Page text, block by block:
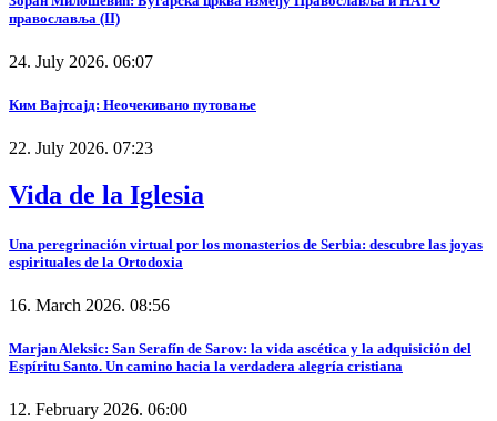
православља (II)
24. July 2026. 06:07
Ким Вајтсајд: Неочекивано путовање
22. July 2026. 07:23
Vida de la Iglesia
Una peregrinación virtual por los monasterios de Serbia: descubre las joyas
espirituales de la Ortodoxia
16. March 2026. 08:56
Marjan Aleksic: San Serafín de Sarov: la vida ascética y la adquisición del
Espíritu Santo. Un camino hacia la verdadera alegría cristiana
12. February 2026. 06:00